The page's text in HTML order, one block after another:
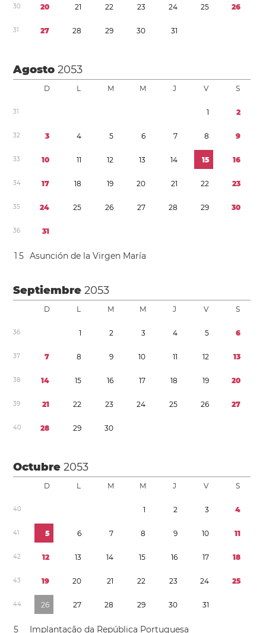
30 20 21 22 23 24 25 26
31 27 28 29 30 31
Agosto2053
D L M M J V S
31 1 2
32 3 4 5 6 7 8 9
33 10 11 12 13 14 15 16
34 17 18 19 20 21 22 23
35 24 25 26 27 28 29 30
36 31
1 5 Asunción de la Virgen María
Septiembre2053
D L M M J V S
36 1 2 3 4 5 6
37 7 8 9 10 11 12 13
38 14 15 16 17 18 19 20
39 21 22 23 24 25 26 27
40 28 29 30
Octubre2053
D L M M J V S
40 1 2 3 4
41 5 6 7 8 9 10 11
42 12 13 14 15 16 17 18
43 19 20 21 22 23 24 25
44 26 27 28 29 30 31
5 Implantação da República Portuguesa